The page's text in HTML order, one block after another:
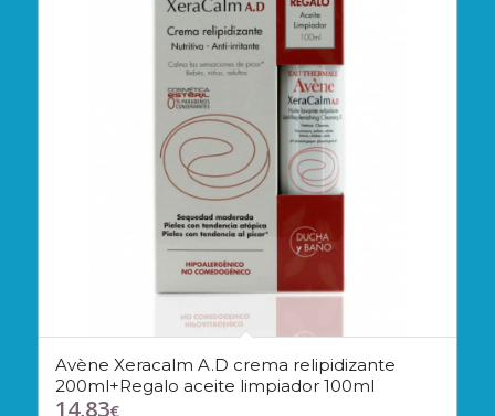
Avène Xeracalm A.D crema relipidizante
200ml+Regalo aceite limpiador 100ml
14,83€